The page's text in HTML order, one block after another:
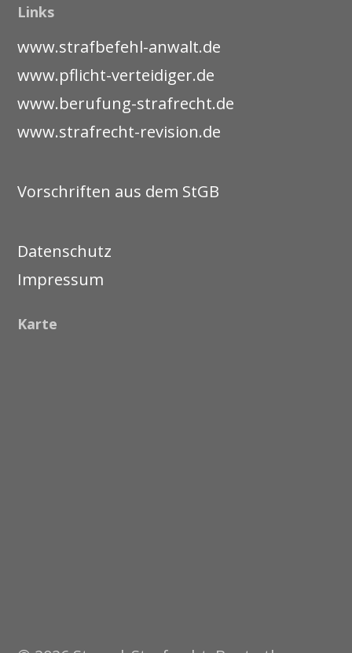
Links
www.strafbefehl-anwalt.de
www.pflicht-verteidiger.de
www.berufung-strafrecht.de
www.strafrecht-revision.de
Vorschriften aus dem StGB
Datenschutz
Impressum
Karte